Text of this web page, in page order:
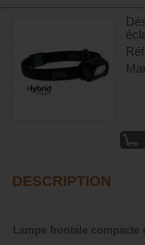
DESCRIPTION
Lampe frontale compacte